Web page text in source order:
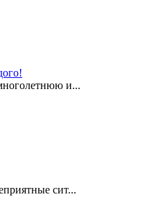
и...
сит...